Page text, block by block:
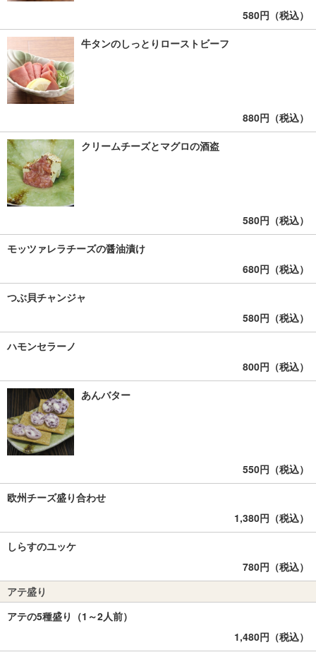
580円（税込）
牛タンのしっとりローストビーフ
880円（税込）
クリームチーズとマグロの酒盗
580円（税込）
モッツァレラチーズの醤油漬け
680円（税込）
つぶ貝チャンジャ
580円（税込）
ハモンセラーノ
800円（税込）
あんバター
550円（税込）
欧州チーズ盛り合わせ
1,380円（税込）
しらすのユッケ
780円（税込）
アテ盛り
アテの5種盛り（1～2人前）
1,480円（税込）